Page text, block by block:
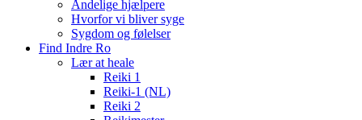
Åndelige hjælpere
Hvorfor vi bliver syge
Sygdom og følelser
Find Indre Ro
Lær at heale
Reiki 1
Reiki-1 (NL)
Reiki 2